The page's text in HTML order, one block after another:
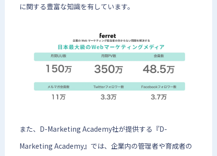
に関する豊富な知識を有しています。
また、D-Marketing Academy社が提供する『D-
Marketing Academy』では、企業内の管理者や育成者の